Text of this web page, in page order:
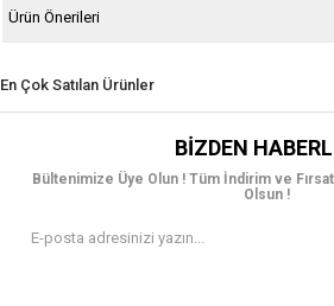
Ürün Önerileri
En Çok Satılan Ürünler
BIZDEN
Bültenimize Üye Olun ! Tüm İndirim ve
Olsun !